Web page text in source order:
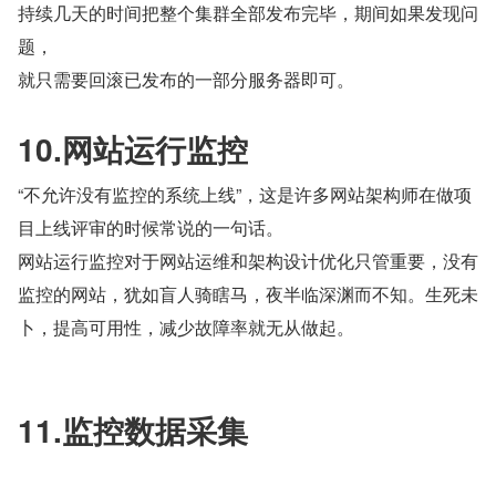
持续几天的时间把整个集群全部发布完毕，期间如果发现问
题，
就只需要回滚已发布的一部分服务器即可。
10.网站运行监控
“不允许没有监控的系统上线”，这是许多网站架构师在做项
目上线评审的时候常说的一句话。
网站运行监控对于网站运维和架构设计优化只管重要，没有
监控的网站，犹如盲人骑瞎马，夜半临深渊而不知。生死未
卜，提高可用性，减少故障率就无从做起。
11.监控数据采集